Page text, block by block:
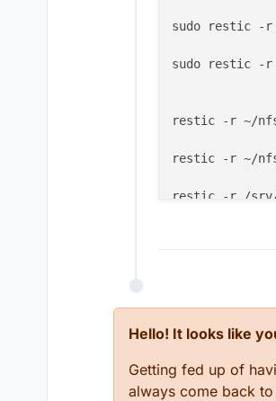
sudo restic -r
sudo restic -r
restic -r ~/nfs/
restic -r ~/nfs/
restic -r /srv/
restic -r /srv/
#Dump
restic -r /srv/
Hello! It looks like
Getting fed up of
always come back